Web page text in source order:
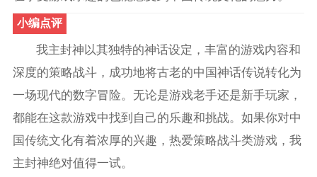
小编点评
我主封神以其独特的神话设定，丰富的游戏内容和
深度的策略战斗，成功地将古老的中国神话传说转化为
一场现代的数字冒险。无论是游戏老手还是新手玩家，
都能在这款游戏中找到自己的乐趣和挑战。如果你对中
国传统文化有着浓厚的兴趣，热爱策略战斗类游戏，我
主封神绝对值得一试。